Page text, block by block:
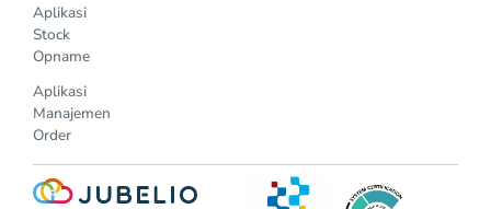
Aplikasi
Stock
Opname
Aplikasi
Manajemen
Order